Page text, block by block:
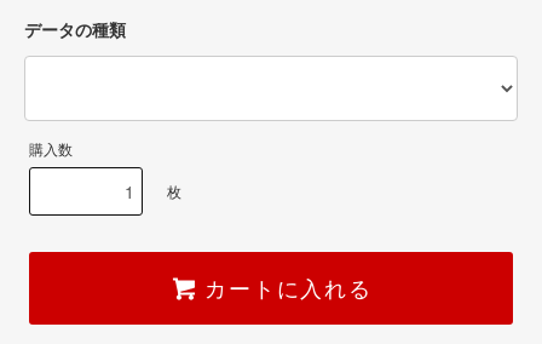
データの種類
購入数
枚
カートに入れる